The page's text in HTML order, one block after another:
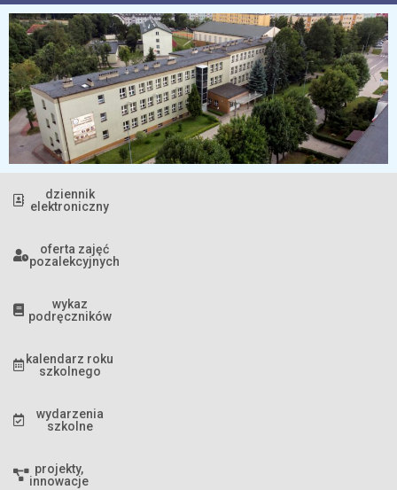
dziennik
elektroniczny
oferta zajęć
pozalekcyjnych
wykaz
podręczników
kalendarz roku
szkolnego
wydarzenia
szkolne
projekty,
innowacje